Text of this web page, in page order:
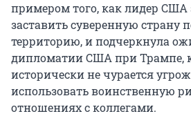
примером того, как лидер США
заставить суверенную страну
территорию, и подчеркнула
дипломатии США при Трампе,
исторически не чурается
использовать воинственную
отношениях с коллегами.